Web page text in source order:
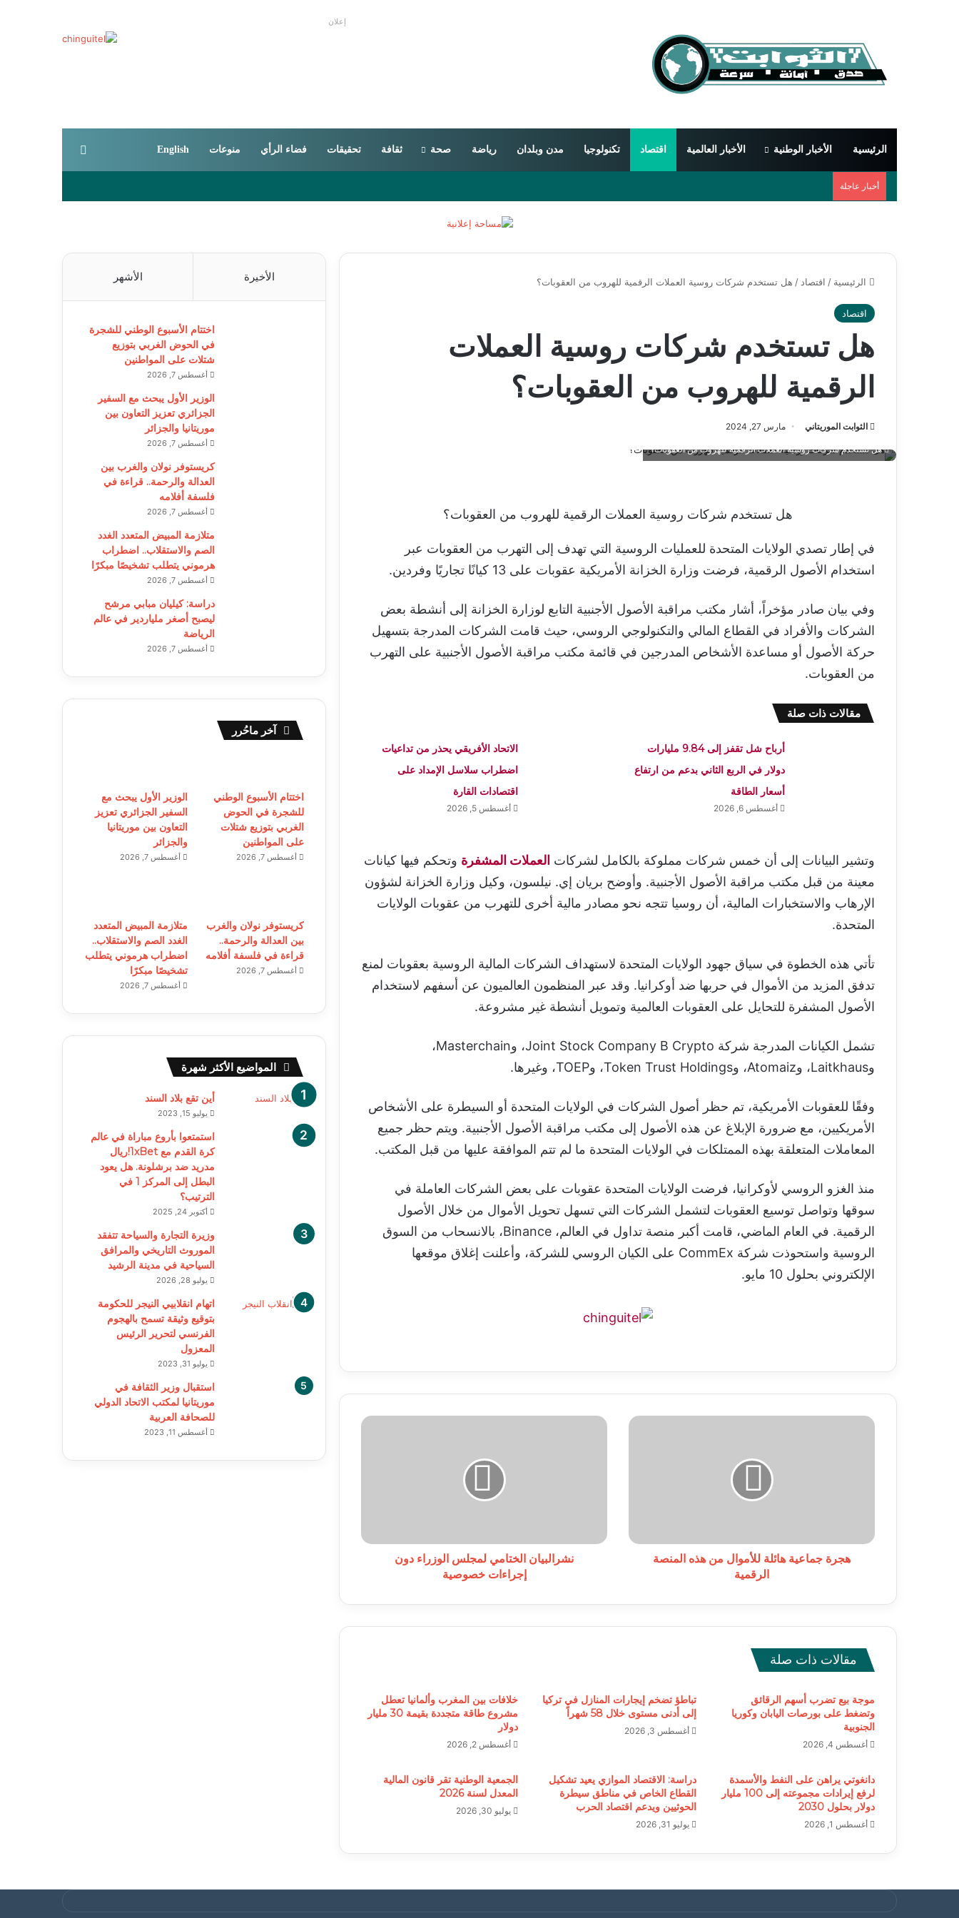
إعلان
الرئيسية الأخبار الوطنية الأخبار العالمية اقتصاد تكنولوجيا مدن وبلدان رياضة صحة ثقافة تحقيقات فضاء الرأي منوعات English
أخبار عاجلة
الرئيسية / اقتصاد / هل تستخدم شركات روسية العملات الرقمية للهروب من العقوبات؟
اقتصاد
هل تستخدم شركات روسية العملات
الرقمية للهروب من العقوبات؟
الثوابت الموريتاني مارس 27, 2024
هل تستخدم شركات روسية العملات الرقمية للهروب من العقوبات؟
هل تستخدم شركات روسية العملات الرقمية للهروب من العقوبات؟
في إطار تصدي الولايات المتحدة للعمليات الروسية التي تهدف إلى التهرب من العقوبات عبر
استخدام الأصول الرقمية، فرضت وزارة الخزانة الأمريكية عقوبات على 13 كيانًا تجاريًا وفردين.
وفي بيان صادر مؤخراً، أشار مكتب مراقبة الأصول الأجنبية التابع لوزارة الخزانة إلى أنشطة بعض
الشركات والأفراد في القطاع المالي والتكنولوجي الروسي، حيث قامت الشركات المدرجة بتسهيل
حركة الأصول أو مساعدة الأشخاص المدرجين في قائمة مكتب مراقبة الأصول الأجنبية على التهرب
من العقوبات.
مقالات ذات صلة
أرباح شل تقفز إلى 9.84 مليارات
دولار في الربع الثاني بدعم من ارتفاع
أسعار الطاقة
أغسطس 6, 2026
الاتحاد الأفريقي يحذر من تداعيات
اضطراب سلاسل الإمداد على
اقتصادات القارة
أغسطس 5, 2026
وتشير البيانات إلى أن خمس شركات مملوكة بالكامل لشركات العملات المشفرة وتحكم فيها كيانات
معينة من قبل مكتب مراقبة الأصول الأجنبية. وأوضح بريان إي. نيلسون، وكيل وزارة الخزانة لشؤون
الإرهاب والاستخبارات المالية، أن روسيا تتجه نحو مصادر مالية أخرى للتهرب من عقوبات الولايات
المتحدة.
تأتي هذه الخطوة في سياق جهود الولايات المتحدة لاستهداف الشركات المالية الروسية بعقوبات لمنع
تدفق المزيد من الأموال في حربها ضد أوكرانيا. وقد عبر المنظمون العالميون عن أسفهم لاستخدام
الأصول المشفرة للتحايل على العقوبات العالمية وتمويل أنشطة غير مشروعة.
تشمل الكيانات المدرجة شركة Joint Stock Company B Crypto، وMasterchain،
وLaitkhaus، وAtomaiz، وToken Trust Holdings، وTOEP، وغيرها.
وفقًا للعقوبات الأمريكية، تم حظر أصول الشركات في الولايات المتحدة أو السيطرة على الأشخاص
الأمريكيين، مع ضرورة الإبلاغ عن هذه الأصول إلى مكتب مراقبة الأصول الأجنبية. ويتم حظر جميع
المعاملات المتعلقة بهذه الممتلكات في الولايات المتحدة ما لم تتم الموافقة عليها من قبل المكتب.
منذ الغزو الروسي لأوكرانيا، فرضت الولايات المتحدة عقوبات على بعض الشركات العاملة في
سوقها وتواصل توسيع العقوبات لتشمل الشركات التي تسهل تحويل الأموال من خلال الأصول
الرقمية. في العام الماضي، قامت أكبر منصة تداول في العالم، Binance، بالانسحاب من السوق
الروسية واستحوذت شركة CommEx على الكيان الروسي للشركة، وأعلنت إغلاق موقعها
الإلكتروني بحلول 10 مايو.
هجرة
هجرة جماعية هائلة للأموال من هذه المنصة
الرقمية
نشرالبيان
نشرالبيان الختامي لمجلس الوزراء دون
إجراءات خصوصية
مقالات ذات صلة
موجة بيع تضرب أسهم الرقائق
وتضغط على بورصات اليابان وكوريا
الجنوبية
أغسطس 4, 2026
تباطؤ تضخم إيجارات المنازل في تركيا
إلى أدنى مستوى خلال 58 شهراً
أغسطس 3, 2026
خلافات بين المغرب وألمانيا تعطل
مشروع طاقة متجددة بقيمة 30 مليار
دولار
أغسطس 2, 2026
دانغوتي يراهن على النفط والأسمدة
لرفع إيرادات مجموعته إلى 100 مليار
دولار بحلول 2030
أغسطس 1, 2026
دراسة: الاقتصاد الموازي يعيد تشكيل
القطاع الخاص في مناطق سيطرة
الحوثيين ويدعم اقتصاد الحرب
يوليو 31, 2026
الجمعية الوطنية تقر قانون المالية
المعدل لسنة 2026
يوليو 30, 2026
الأخيرة الأشهر
اختتام الأسبوع الوطني للشجرة
في الحوض الغربي بتوزيع
شتلات على المواطنين
أغسطس 7, 2026
الوزير الأول يبحث مع السفير
الجزائري تعزيز التعاون بين
موريتانيا والجزائر
أغسطس 7, 2026
كريستوفر نولان والغرب بين
العدالة والرحمة.. قراءة في
فلسفة أفلامه
أغسطس 7, 2026
متلازمة المبيض المتعدد الغدد
الصم والاستقلاب.. اضطراب
هرموني يتطلب تشخيصًا مبكرًا
أغسطس 7, 2026
دراسة: كيليان مبابي مرشح
ليصبح أصغر ملياردير في عالم
الرياضة
أغسطس 7, 2026
آخر ماحُرر
اختتام الأسبوع الوطني
للشجرة في الحوض
الغربي بتوزيع شتلات
على المواطنين
أغسطس 7, 2026
الوزير الأول يبحث مع
السفير الجزائري تعزيز
التعاون بين موريتانيا
والجزائر
أغسطس 7, 2026
كريستوفر نولان والغرب
بين العدالة والرحمة..
قراءة في فلسفة أفلامه
أغسطس 7, 2026
متلازمة المبيض المتعدد
الغدد الصم والاستقلاب..
اضطراب هرموني يتطلب
تشخيصًا مبكرًا
أغسطس 7, 2026
المواضيع الأكثر شهرة
أين تقع بلاد السند
يوليو 15, 2023
استمتعوا بأروع مباراة في عالم
كرة القدم مع 1xBet!ريال
مدريد ضد برشلونة. هل يعود
البطل إلى المركز 1 في
الترتيب؟
أكتوبر 24, 2025
وزيرة التجارة والسياحة تتفقد
الموروث التاريخي والمرافق
السياحية في مدينة الرشيد
يوليو 28, 2026
اتهام انقلابيي النيجر للحكومة
بتوقيع وثيقة تسمح بالهجوم
الفرنسي لتحرير الرئيس
المعزول
يوليو 31, 2023
استقبال وزير الثقافة في
موريتانيا لمكتب الاتحاد الدولي
للصحافة العربية
أغسطس 11, 2023